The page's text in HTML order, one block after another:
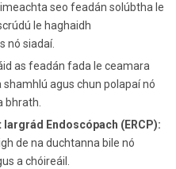
seo feadán solúbtha le
le haghaidh
nó siadaí.
as feadán fada le ceamara
agus chun polapaí nó
bhrath.
Endoscópach (ERCP):
de na duchtanna bile nó
a chóireáil.